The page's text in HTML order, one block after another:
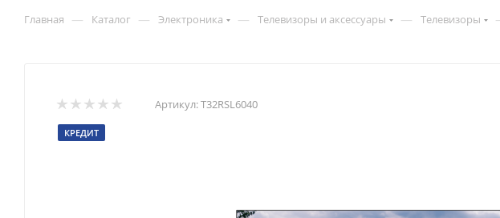
Главная — Каталог — Электроника — Телевизоры и аксессуары — Телевизоры
Артикул:T32RSL6040
КРЕДИТ